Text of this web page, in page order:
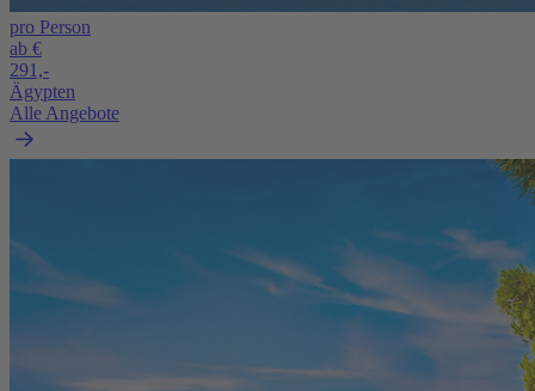
pro Person
ab €
291,-
Ägypten
Alle Angebote